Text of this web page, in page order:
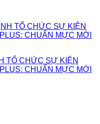
TỔ CHỨC SỰ KIỆN
CHUẨN MỰC MỚI